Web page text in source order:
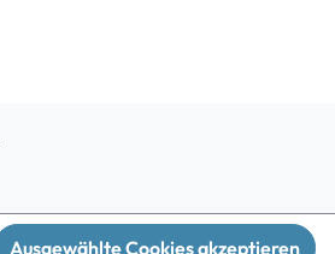
Ausgewählte Cookies akzeptieren